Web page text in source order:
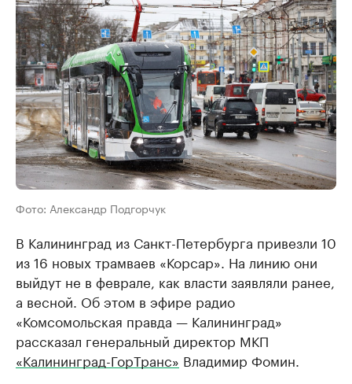
Фото: Александр Подгорчук
В Калининград из Санкт-Петербурга привезли 10
из 16 новых трамваев «Корсар». На линию они
выйдут не в феврале, как власти заявляли ранее,
а весной. Об этом в эфире радио
«Комсомольская правда — Калининград»
рассказал генеральный директор МКП
«Калининград-ГорТранс» Владимир Фомин.